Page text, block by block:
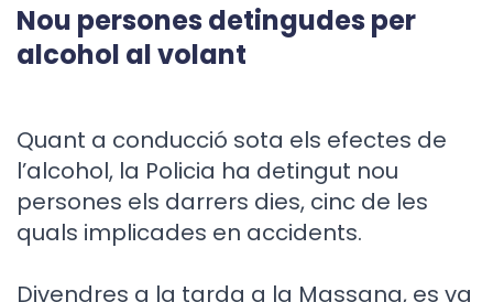
Nou persones detingudes per
alcohol al volant
Quant a conducció sota els efectes de
l’alcohol, la Policia ha detingut nou
persones els darrers dies, cinc de les
quals implicades en accidents.
Divendres a la tarda a la Massana, es va